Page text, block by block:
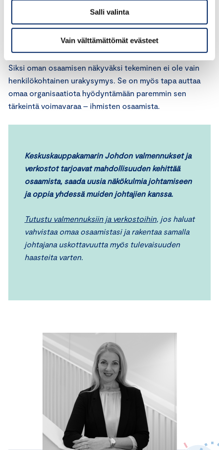
Salli valinta
Vain välttämättömät evästeet
Kun johtaja oppii uutta, vaikutukset eivät jää vain
yksilöön. Uudet ajatukset, toimintatavat ja näkökulmat
leviävät parhaimmillaan koko tiimiin ja organisaatioon.
Siksi oman osaamisen näkyväksi tekeminen ei ole vain
henkilökohtainen urakysymys. Se on myös tapa auttaa
omaa organisaatiota hyödyntämään paremmin sen
tärkeintä voimavaraa – ihmisten osaamista.
Keskuskauppakamarin Johdon valmennukset ja
verkostot tarjoavat mahdollisuuden kehittää
osaamista, saada uusia näkökulmia johtamiseen
ja oppia yhdessä muiden johtajien kanssa.
Tutustu valmennuksiin ja verkostoihin, jos haluat
vahvistaa omaa osaamistasi ja rakentaa samalla
johtajana uskottavuutta myös tulevaisuuden
haasteita varten.